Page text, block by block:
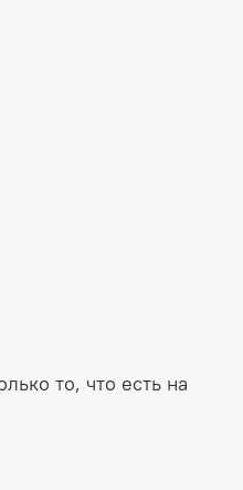
то, что есть на